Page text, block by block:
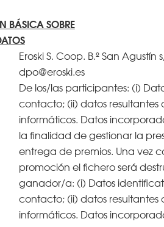
BÁSICA SOBRE
Eroski S. Coop. B.º San Agustín
dpo@eroski.es
De los/las participantes: (i)
contacto; (ii) datos resultantes
informáticos. Datos
la finalidad de gestionar la
entrega de premios. Una vez
promoción el fichero será
ganador/a: (i) Datos
contacto; (ii) datos resultantes
informáticos. Datos